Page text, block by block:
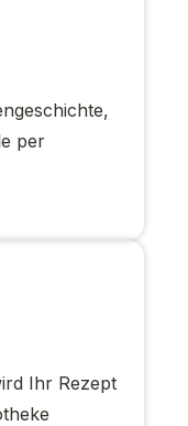
per
Ihr Rezept